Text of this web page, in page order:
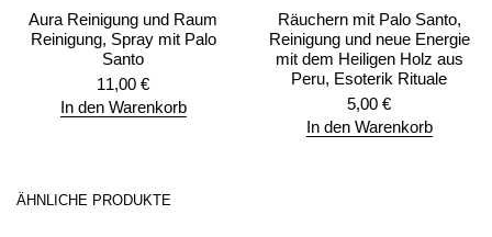
Aura Reinigung und Raum
Reinigung, Spray mit Palo
Santo
11,00 €
In den Warenkorb
Räuchern mit Palo Santo,
Reinigung und neue Energie
mit dem Heiligen Holz aus
Peru, Esoterik Rituale
5,00 €
In den Warenkorb
ÄHNLICHE PRODUKTE